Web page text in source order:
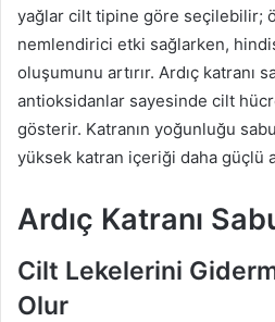
yağlar cilt tipine göre seçilebilir;
nemlendirici etki sağlarken,
oluşumunu artırır. Ardıç katranı
antioksidanlar sayesinde cilt
gösterir. Katranın yoğunluğu
yüksek katran içeriği daha güçlü
Ardıç Katranı
Cilt Lekelerini
Olur